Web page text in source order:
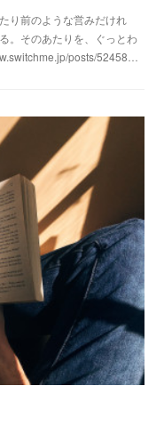
り前のような営みだけれ
。そのあたりを、ぐっとわ
posts/52458…